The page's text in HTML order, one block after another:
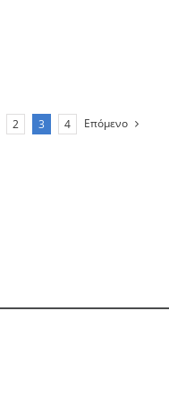
2 3 4 Επόμενο